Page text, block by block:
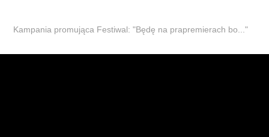
Kampania promująca Festiwal: "Będę na prapremierach bo..."